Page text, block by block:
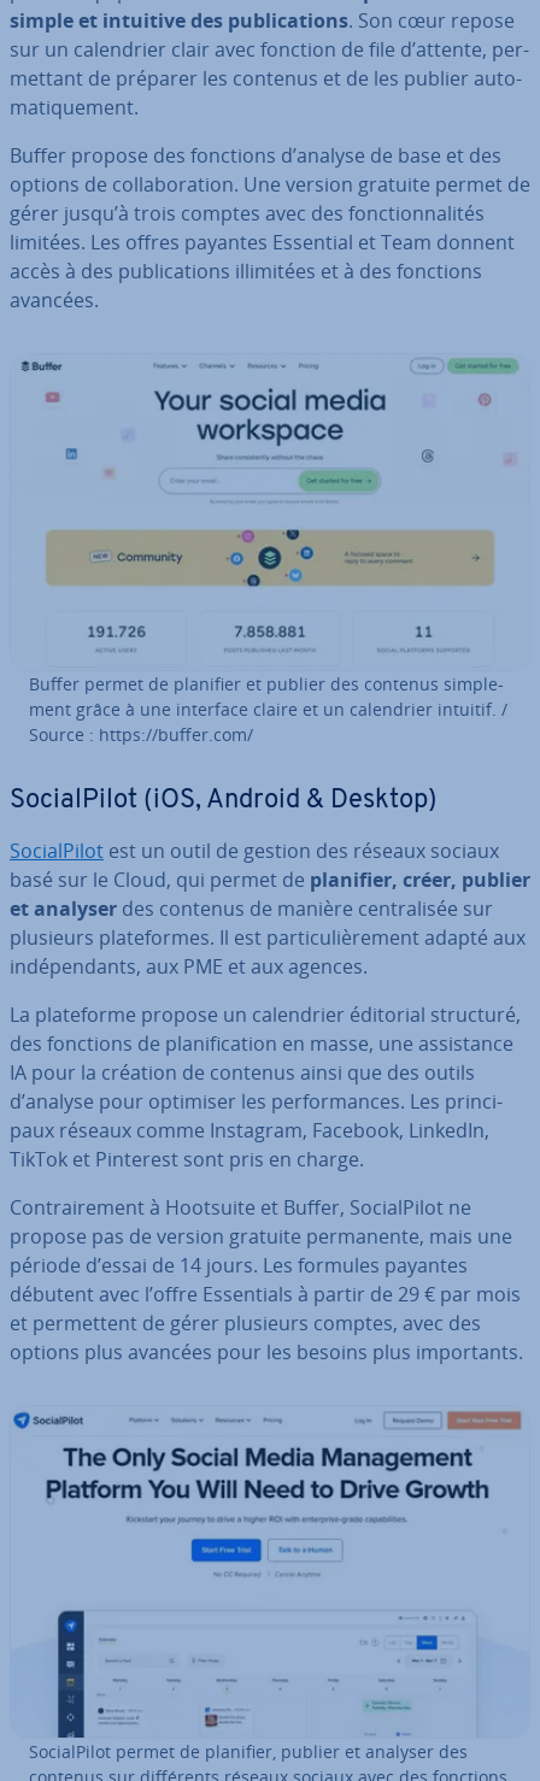
simple et intuitive des pu­bli­ca­tions. Son cœur repose
sur un ca­len­drier clair avec fonction de file d’attente, per­
met­tant de préparer les contenus et de les publier au­to­
ma­ti­que­ment.
Buffer propose des fonctions d’analyse de base et des
options de col­la­bo­ra­tion. Une version gratuite permet de
gérer jusqu’à trois comptes avec des fonc­tion­na­li­tés
limitées. Les offres payantes Essential et Team donnent
accès à des pu­bli­ca­tions il­li­mi­tées et à des fonctions
avancées.
Buffer permet de planifier et publier des contenus sim­ple­
ment grâce à une interface claire et un ca­len­drier intuitif. /
Source : https://buffer.com/
So­cial­Pi­lot (iOS, Android & Desktop)
So­cial­Pi­lot est un outil de gestion des réseaux sociaux
basé sur le Cloud, qui permet de planifier, créer, publier
et analyser des contenus de manière cen­tra­li­sée sur
plusieurs pla­te­formes. Il est par­ti­cu­liè­re­ment adapté aux
in­dé­pen­dants, aux PME et aux agences.
La pla­te­forme propose un ca­len­drier éditorial structuré,
des fonctions de pla­ni­fi­ca­tion en masse, une as­sis­tance
IA pour la création de contenus ainsi que des outils
d’analyse pour optimiser les per­for­mances. Les prin­ci­
paux réseaux comme Instagram, Facebook, LinkedIn,
TikTok et Pinterest sont pris en charge.
Con­trai­re­ment à Hootsuite et Buffer, So­cial­Pi­lot ne
propose pas de version gratuite per­ma­nente, mais une
période d’essai de 14 jours. Les formules payantes
débutent avec l’offre Es­sen­tials à partir de 29 € par mois
et per­met­tent de gérer plusieurs comptes, avec des
options plus avancées pour les besoins plus im­por­tants.
So­cial­Pi­lot permet de planifier, publier et analyser des